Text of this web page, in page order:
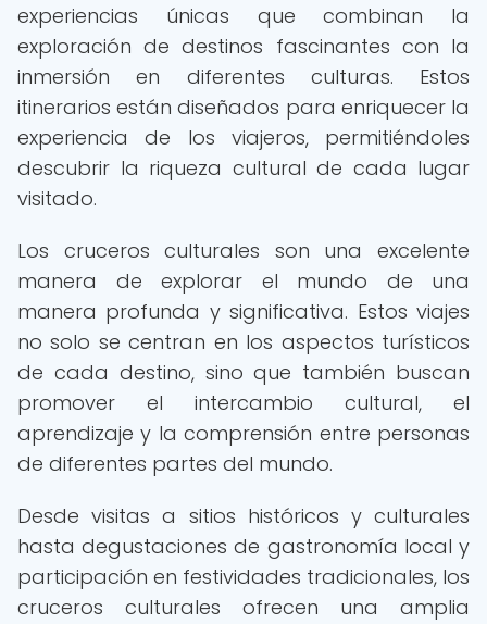
experiencias únicas que combinan la
exploración de destinos fascinantes con la
inmersión en diferentes culturas. Estos
itinerarios están diseñados para enriquecer la
experiencia de los viajeros, permitiéndoles
descubrir la riqueza cultural de cada lugar
visitado.
Los cruceros culturales son una excelente
manera de explorar el mundo de una
manera profunda y significativa. Estos viajes
no solo se centran en los aspectos turísticos
de cada destino, sino que también buscan
promover el intercambio cultural, el
aprendizaje y la comprensión entre personas
de diferentes partes del mundo.
Desde visitas a sitios históricos y culturales
hasta degustaciones de gastronomía local y
participación en festividades tradicionales, los
cruceros culturales ofrecen una amplia